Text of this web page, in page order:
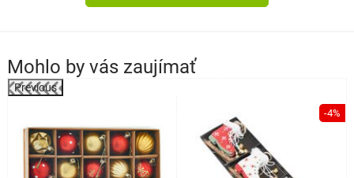
Mohlo by vás zaujímať
Previous
-4%